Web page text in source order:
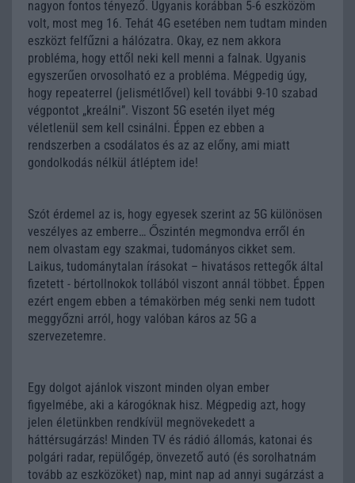
nagyon fontos tényező. Ugyanis korábban 5-6 eszközöm
volt, most meg 16. Tehát 4G esetében nem tudtam minden
eszközt felfűzni a hálózatra. Okay, ez nem akkora
probléma, hogy ettől neki kell menni a falnak. Ugyanis
egyszerűen orvosolható ez a probléma. Mégpedig úgy,
hogy repeaterrel (jelismétlővel) kell további 9-10 szabad
végpontot „kreálni”. Viszont 5G esetén ilyet még
véletlenül sem kell csinálni. Éppen ez ebben a
rendszerben a csodálatos és az az előny, ami miatt
gondolkodás nélkül átléptem ide!
Szót érdemel az is, hogy egyesek szerint az 5G különösen
veszélyes az emberre… Őszintén megmondva erről én
nem olvastam egy szakmai, tudományos cikket sem.
Laikus, tudománytalan írásokat – hivatásos rettegők által
fizetett - bértollnokok tollából viszont annál többet. Éppen
ezért engem ebben a témakörben még senki nem tudott
meggyőzni arról, hogy valóban káros az 5G a
szervezetemre.
Egy dolgot ajánlok viszont minden olyan ember
figyelmébe, aki a károgóknak hisz. Mégpedig azt, hogy
jelen életünkben rendkívül megnövekedett a
háttérsugárzás! Minden TV és rádió állomás, katonai és
polgári radar, repülőgép, önvezető autó (és sorolhatnám
tovább az eszközöket) nap, mint nap ad annyi sugárzást a